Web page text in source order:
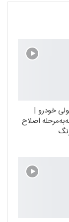
خودرو |
اصلاح